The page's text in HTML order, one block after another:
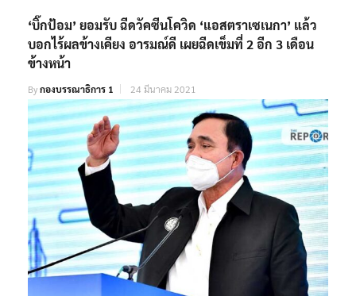
‘บิ๊กป้อม’ ยอมรับ ฉีดวัคซีนโควิด ‘แอสตราเซเนกา’ แล้ว
บอกไร้ผลข้างเคียง อารมณ์ดี เผยฉีดเข็มที่ 2 อีก 3 เดือน
ข้างหน้า
Byกองบรรณาธิการ 1 24 มีนาคม 2021